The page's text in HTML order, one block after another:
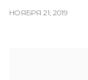
НОЯБРЯ 21, 2019